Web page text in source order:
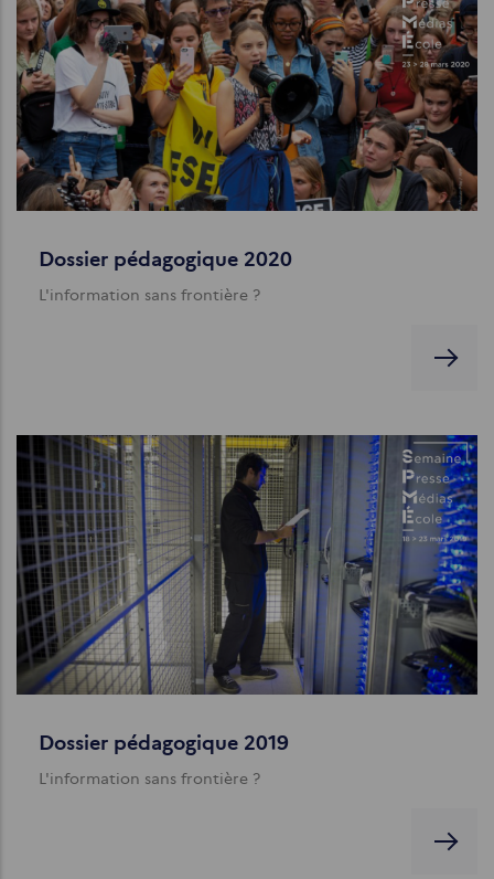
Dossier pédagogique 2020
L'information sans frontière ?
Dossier pédagogique 2019
L'information sans frontière ?